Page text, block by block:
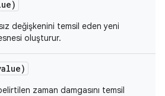
değişkenini temsil eden yeni
oluşturur.
zaman damgasını temsil